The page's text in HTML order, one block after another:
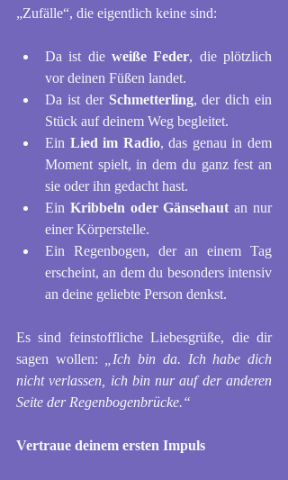
„Zufälle“, die eigentlich keine sind:
Da ist die weiße Feder, die plötzlich
vor deinen Füßen landet.
Da ist der Schmetterling, der dich ein
Stück auf deinem Weg begleitet.
Ein Lied im Radio, das genau in dem
Moment spielt, in dem du ganz fest an
sie oder ihn gedacht hast.
Ein Kribbeln oder Gänsehaut an nur
einer Körperstelle.
Ein Regenbogen, der an einem Tag
erscheint, an dem du besonders intensiv
an deine geliebte Person denkst.
Es sind feinstoffliche Liebesgrüße, die dir
sagen wollen:
„Ich bin da. Ich habe dich
nicht verlassen, ich bin nur auf der anderen
Seite der Regenbogenbrücke.“
Vertraue deinem ersten Impuls